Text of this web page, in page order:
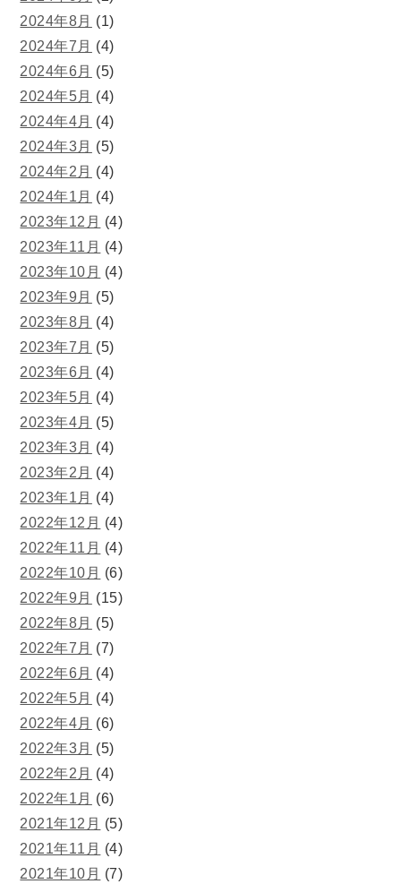
2024年8月 (1)
2024年7月 (4)
2024年6月 (5)
2024年5月 (4)
2024年4月 (4)
2024年3月 (5)
2024年2月 (4)
2024年1月 (4)
2023年12月 (4)
2023年11月 (4)
2023年10月 (4)
2023年9月 (5)
2023年8月 (4)
2023年7月 (5)
2023年6月 (4)
2023年5月 (4)
2023年4月 (5)
2023年3月 (4)
2023年2月 (4)
2023年1月 (4)
2022年12月 (4)
2022年11月 (4)
2022年10月 (6)
2022年9月 (15)
2022年8月 (5)
2022年7月 (7)
2022年6月 (4)
2022年5月 (4)
2022年4月 (6)
2022年3月 (5)
2022年2月 (4)
2022年1月 (6)
2021年12月 (5)
2021年11月 (4)
2021年10月 (7)